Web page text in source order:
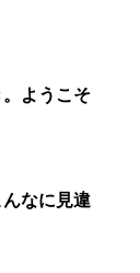
ようこそ
なに見違